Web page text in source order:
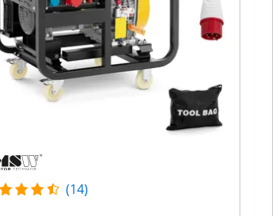
(14)